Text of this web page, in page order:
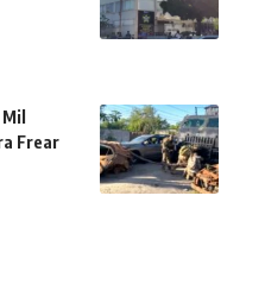
Frear